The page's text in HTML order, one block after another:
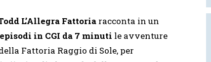
L’Allegra Fattoria racconta in un
in CGI da 7 minuti le avventure
Fattoria Raggio di Sole, per